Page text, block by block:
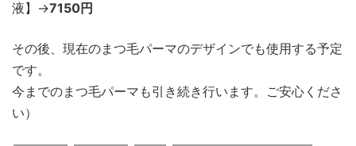
液】→7150円
その後、現在のまつ毛パーマのデザインでも使用する予定
です。
今までのまつ毛パーマも引き続き行います。ご安心くださ
い）